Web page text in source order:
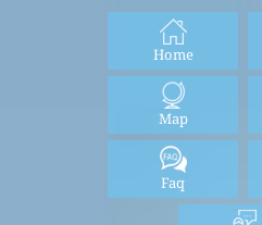
Home
Map
Faq